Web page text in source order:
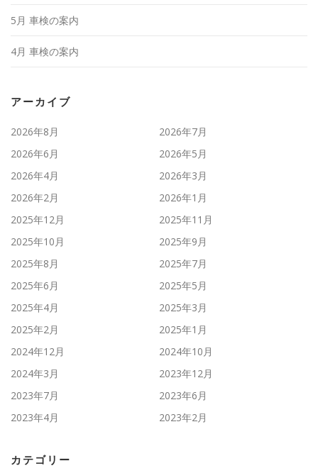
5月 車検の案内
4月 車検の案内
アーカイブ
2026年8月
2026年7月
2026年6月
2026年5月
2026年4月
2026年3月
2026年2月
2026年1月
2025年12月
2025年11月
2025年10月
2025年9月
2025年8月
2025年7月
2025年6月
2025年5月
2025年4月
2025年3月
2025年2月
2025年1月
2024年12月
2024年10月
2024年3月
2023年12月
2023年7月
2023年6月
2023年4月
2023年2月
カテゴリー